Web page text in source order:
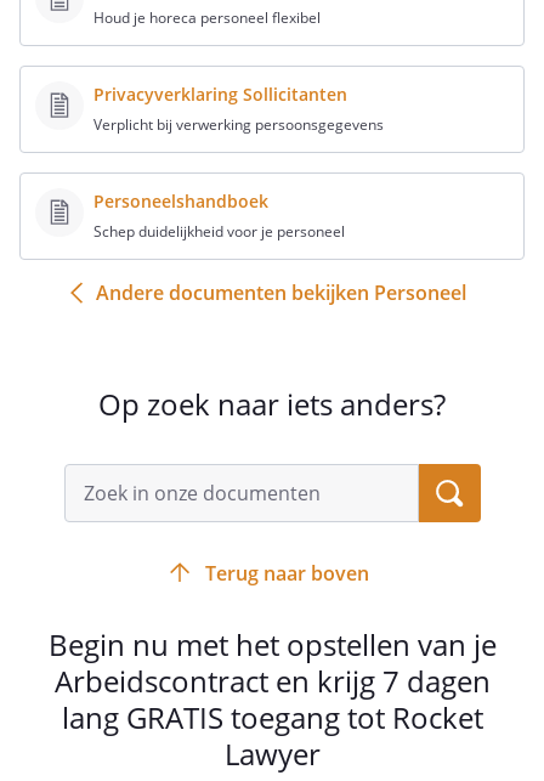
arbeidsovereenkomst verklaart
Werknemer zich ook bekend en
akkoord met de bepalingen uit het
personeelshandboek van Werkgever,
dat hierbij als bijlage wordt gevoegd.
Artikel
16
- Vakantie
Artikel
Werkgever biedt geen
pensioenregeling aan.
- Onkostenvergoeding en regelingen
Werknemer heeft recht op een
onkostenvergoeding. Deze vergoeding
Werknemer heeft geen recht op de
onkostenregeling bij ziekte die 30
dagen of langer duurt, non-
actiefstelling of schorsing.
Houd je horeca personeel flexibel
Privacyverklaring Sollicitanten
Verplicht bij verwerking persoonsgegevens
Personeelshandboek
Schep duidelijkheid voor je personeel
Andere documenten bekijken Personeel
Op zoek naar iets anders?
Terug naar boven
Begin nu met het opstellen van je
Arbeidscontract en krijg 7 dagen
lang GRATIS toegang tot Rocket
Lawyer